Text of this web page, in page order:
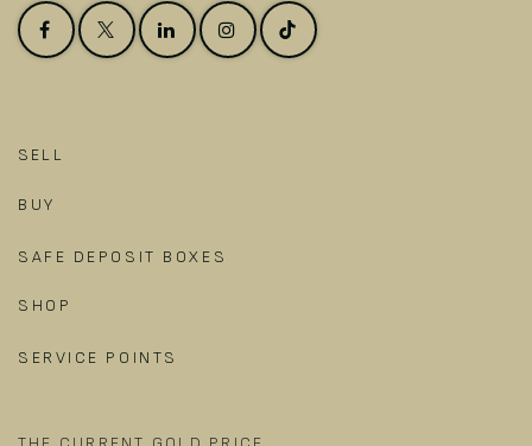
SELL
BUY
SAFE DEPOSIT BOXES
SHOP
SERVICE POINTS